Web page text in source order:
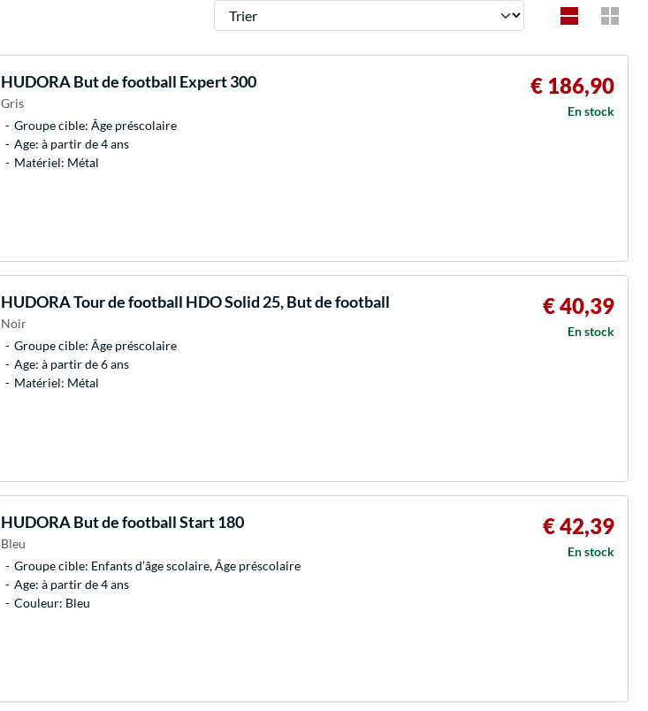
Trier
HUDORABut de football Expert 300
Gris
Groupe cible: Âge préscolaire
Age: à partir de 4 ans
Matériel: Métal
€ 186,90
En stock
HUDORATour de football HDO Solid 25, But de football
Noir
Groupe cible: Âge préscolaire
Age: à partir de 6 ans
Matériel: Métal
€ 40,39
En stock
HUDORABut de football Start 180
Bleu
Groupe cible: Enfants d’âge scolaire, Âge préscolaire
Age: à partir de 4 ans
Couleur: Bleu
€ 42,39
En stock